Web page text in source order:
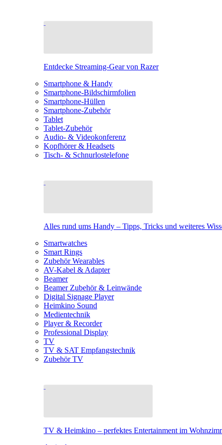
Entdecke Streaming-Gear von Razer
Smartphone & Handy
Smartphone-Bildschirmfolien
Smartphone-Hüllen
Smartphone-Zubehör
Tablet
Tablet-Zubehör
Audio- & Videokonferenz
Kopfhörer & Headsets
Tisch- & Schnurlostelefone
Alles rund ums Handy – Tipps, Tricks und weiteres
Smartwatches
Smart Rings
Zubehör Wearables
AV-Kabel & Adapter
Beamer
Beamer Zubehör & Leinwände
Digital Signage Player
Heimkino Sound
Medientechnik
Player & Recorder
Professional Display
TV
TV & SAT Empfangstechnik
Zubehör TV
TV & Heimkino – perfektes Entertainment im